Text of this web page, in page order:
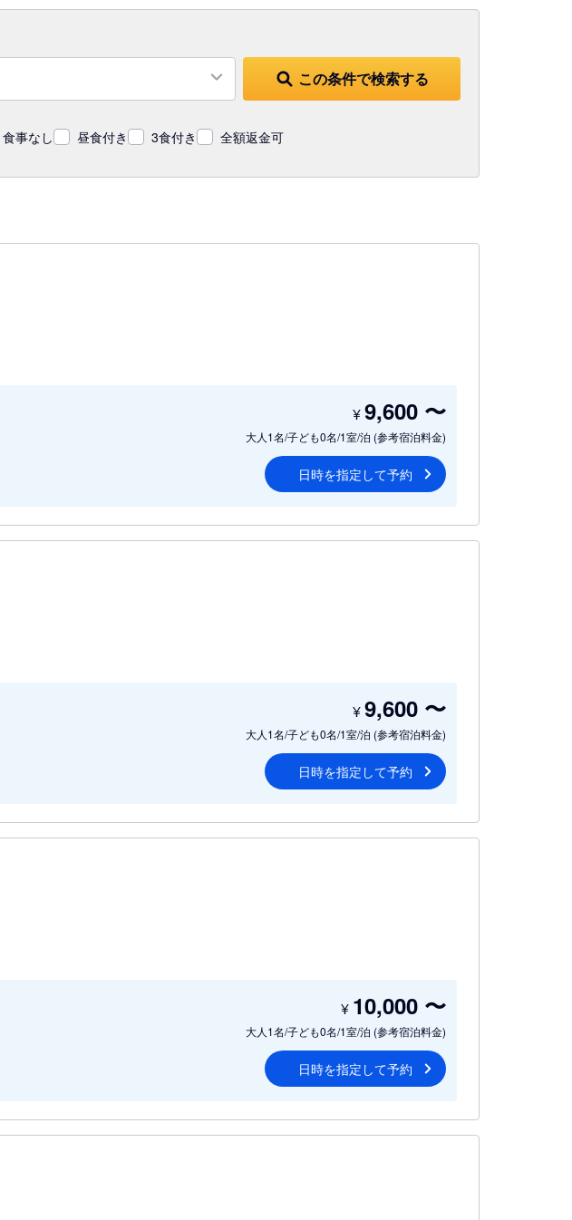
この条件で検索する
食事なし 昼食付き 3食付き 全額返金可
大人1名/子ども0名/1室/泊 (参考宿泊料金)
¥9,600 〜
日時を指定して予約
大人1名/子ども0名/1室/泊 (参考宿泊料金)
¥9,600 〜
日時を指定して予約
大人1名/子ども0名/1室/泊 (参考宿泊料金)
¥ 10,000 〜
日時を指定して予約